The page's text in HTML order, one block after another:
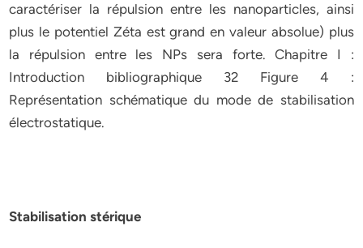
caractériser la répulsion entre les nanoparticles, ainsi
plus le potentiel Zéta est grand en valeur absolue) plus
la répulsion entre les NPs sera forte. Chapitre I :
Introduction bibliographique 32 Figure 4 :
Représentation schématique du mode de stabilisation
électrostatique.
Stabilisation stérique